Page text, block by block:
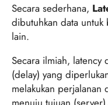
Secara sederhana,
dibutuhkan data
lain.
Secara ilmiah, latency
(delay) yang
melakukan